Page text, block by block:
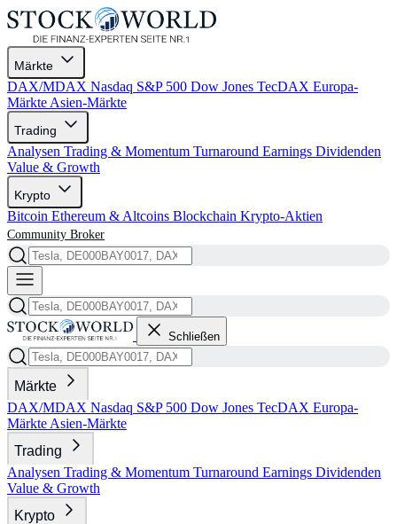
Märkte
DAX/MDAX Nasdaq S&P 500 Dow Jones TecDAX Europa-
Märkte Asien-Märkte
Trading
Analysen Trading & Momentum Turnaround Earnings Dividenden
Value & Growth
Krypto
Bitcoin Ethereum & Altcoins Blockchain Krypto-Aktien
Community Broker
Schließen
Märkte
DAX/MDAX Nasdaq S&P 500 Dow Jones TecDAX Europa-
Märkte Asien-Märkte
Trading
Analysen Trading & Momentum Turnaround Earnings Dividenden
Value & Growth
Krypto